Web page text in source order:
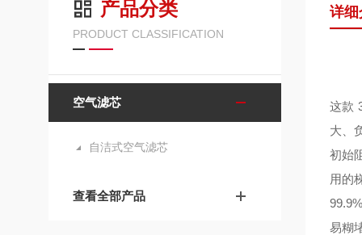
产品分类
PRODUCT CLASSIFICATION
空气滤芯
自洁式空气滤芯
查看全部产品
详细
这款
大、
初始
用的
易糊